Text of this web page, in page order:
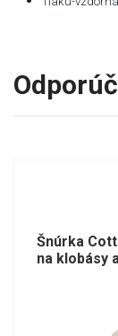
Šnúrka
na klobásy